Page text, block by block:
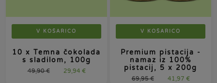
V KOŠARICO
10 x Temna čokolada
s sladilom, 100g
49,90€ 29,94 €
V KOŠARICO
Premium pistacija -
namaz iz 100%
pistacij, 5 x 200g
69,95€ 41,97 €